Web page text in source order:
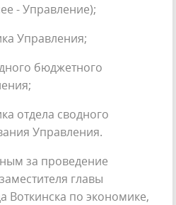
- Управление);
Управления;
бюджетного
отдела сводного
Управления.
за проведение
главы
Воткинска по экономике,